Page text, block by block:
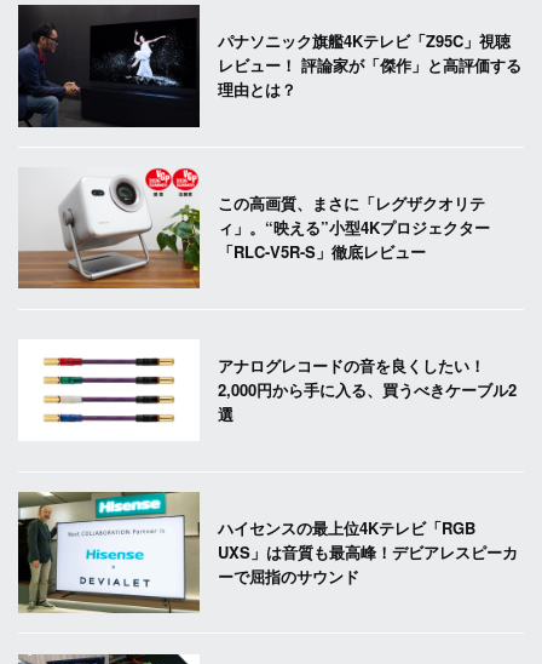
パナソニック旗艦4Kテレビ「Z95C」視聴
レビュー！ 評論家が「傑作」と高評価する
理由とは？
この高画質、まさに「レグザクオリテ
ィ」。“映える”小型4Kプロジェクター
「RLC-V5R-S」徹底レビュー
アナログレコードの音を良くしたい！
2,000円から手に入る、買うべきケーブル2
選
ハイセンスの最上位4Kテレビ「RGB
UXS」は音質も最高峰！デビアレスピーカ
ーで屈指のサウンド